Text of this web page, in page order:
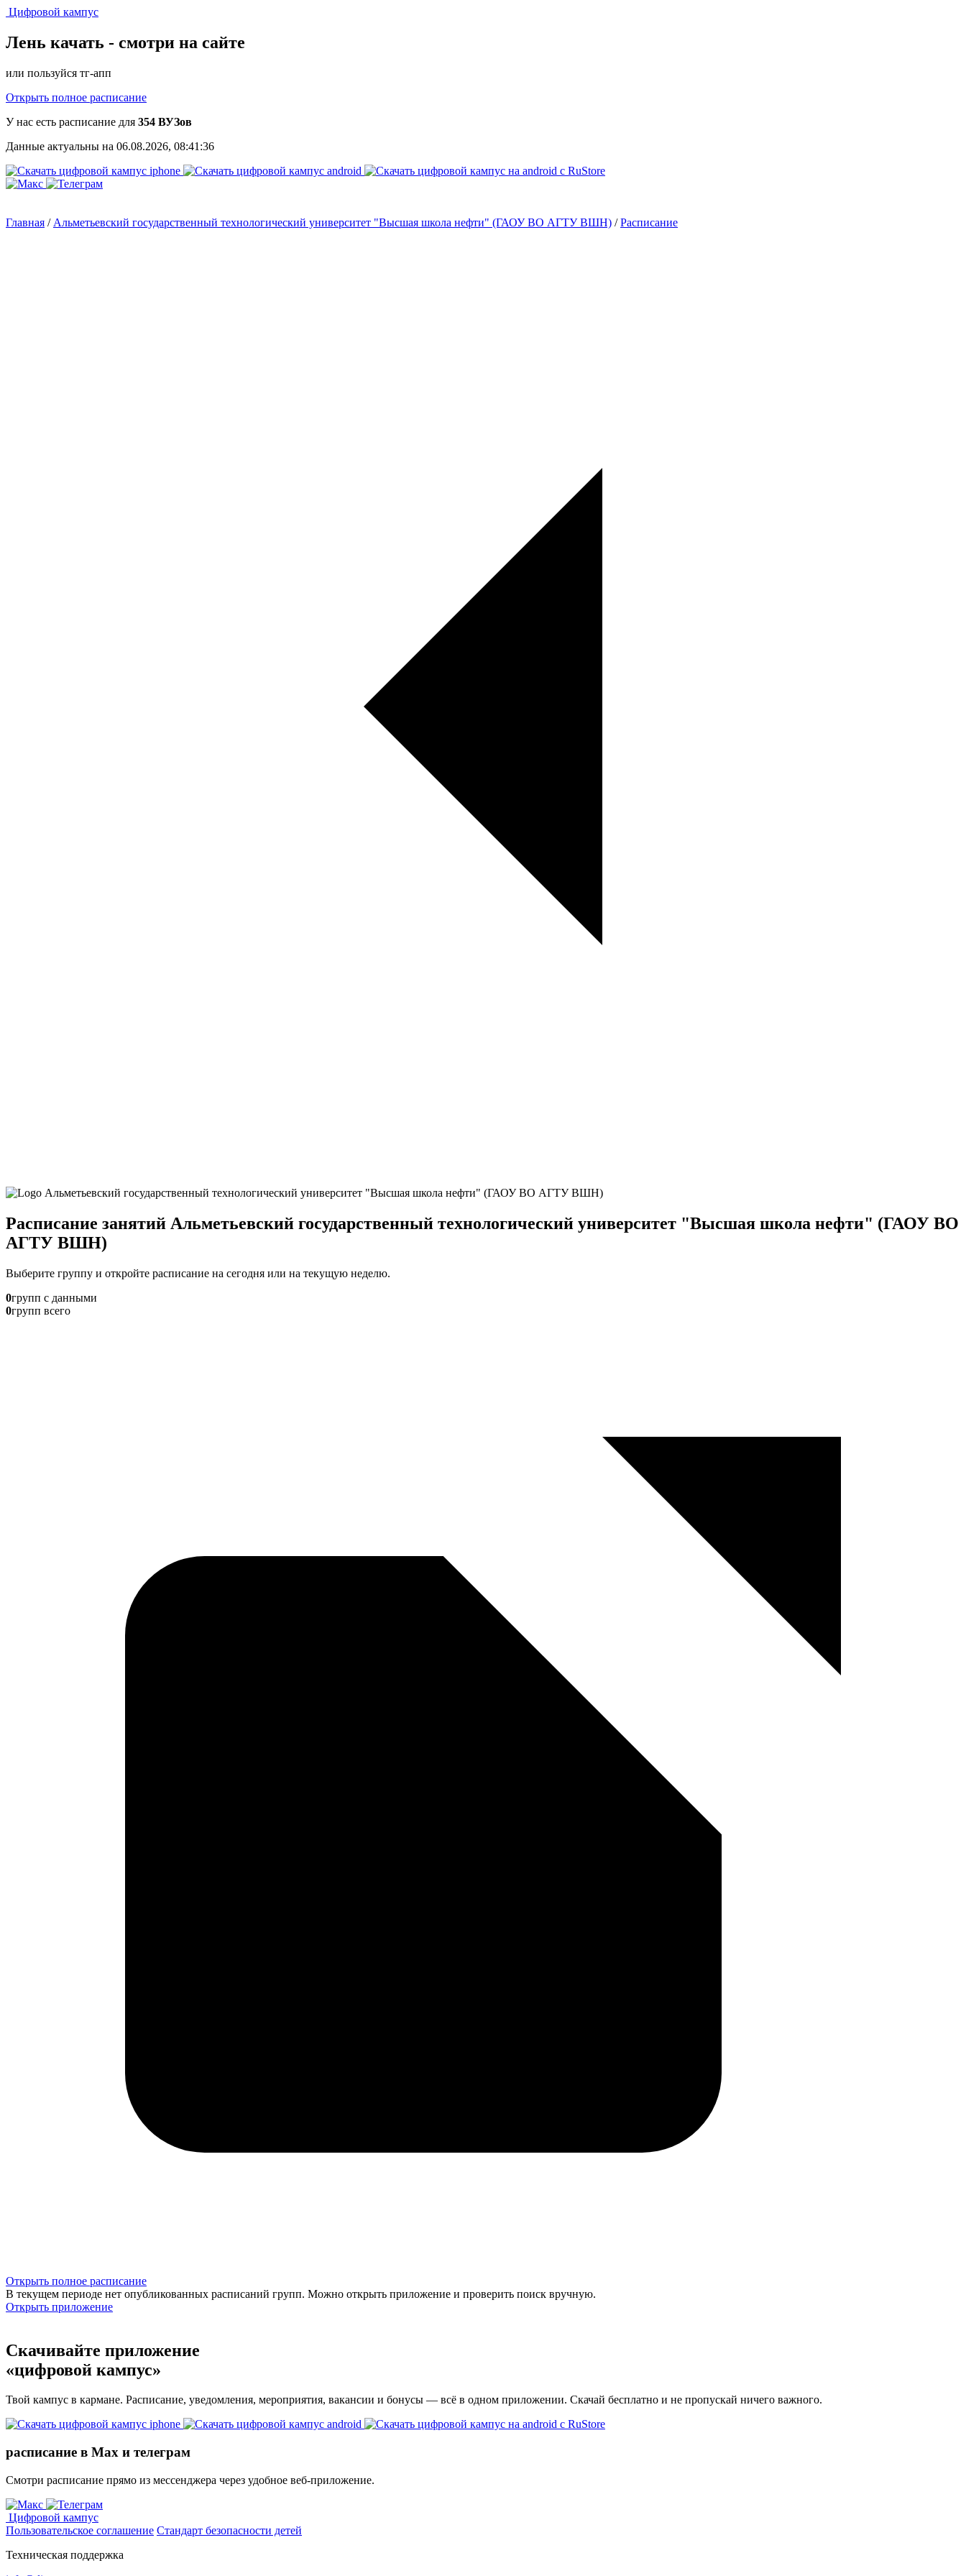
Цифровой кампус
Лень качать - смотри на сайте
или пользуйся тг-апп
Открыть полное расписание
У нас есть расписание для 354 ВУЗов
Данные актуальны на 06.08.2026, 08:41:36
Главная / Альметьевский государственный технологический университет "Высшая школа нефти" (ГАОУ ВО АГТУ ВШН) /Расписание
Расписание занятий Альметьевский государственный технологический университет "Высшая школа нефти" (ГАОУ ВО
АГТУ ВШН)
Выберите группу и откройте расписание на сегодня или на текущую неделю.
0групп с данными
0групп всего
Открыть полное расписание
В текущем периоде нет опубликованных расписаний групп. Можно открыть приложение и проверить поиск вручную.
Открыть приложение
Скачивайте приложение
«цифровой кампус»
Твой кампус в кармане. Расписание, уведомления, мероприятия, вакансии и бонусы — всё в одном приложении. Скачай бесплатно и не пропускай ничего важного.
расписание в Max и телеграм
Смотри расписание прямо из мессенджера через удобное веб‑приложение.
Цифровой кампус
Пользовательское соглашение Стандарт безопасности детей
Техническая поддержка